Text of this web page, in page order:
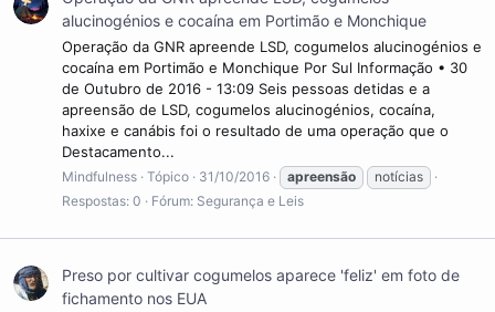
alucinogénios e cocaína em Portimão e Monchique
Operação da GNR apreende LSD, cogumelos alucinogénios e
cocaína em Portimão e Monchique Por Sul Informação • 30
de Outubro de 2016 - 13:09 Seis pessoas detidas e a
apreensão de LSD, cogumelos alucinogénios, cocaína,
haxixe e canábis foi o resultado de uma operação que o
Destacamento...
Mindfulness Tópico 31/10/2016 apreensão
notícias
Respostas: 0
Fórum: Segurança e Leis
Preso por cultivar cogumelos aparece 'feliz' em foto de
fichamento nos EUA